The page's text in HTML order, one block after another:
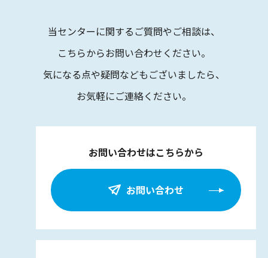
当センターに関するご質問やご相談は、
こちらからお問い合わせください。
気になる点や疑問などもございましたら、
お気軽にご連絡ください。
お問い合わせはこちらから
お問い合わせ